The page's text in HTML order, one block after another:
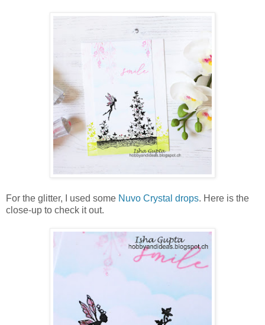
For the glitter, I used some Nuvo Crystal drops. Here is the
close-up to check it out.